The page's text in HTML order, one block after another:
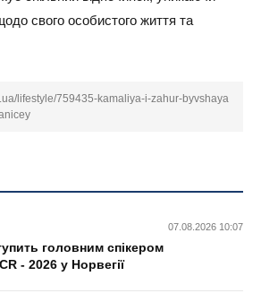
свого особистого життя та
lifestyle/759435-kamaliya-i-zahur-byvshaya
07.08.2026 10:07
головним спікером
- 2026 у Норвегії